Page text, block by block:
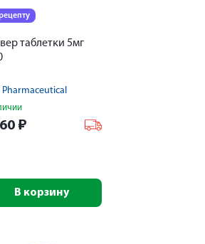
таблетки 5мг
Pharmaceutical
₽
В корзину